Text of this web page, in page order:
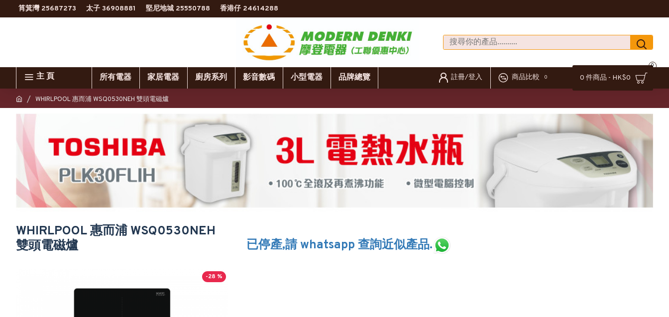
筲箕灣 25687273 太子 36908881 堅尼地城 25550788 香港仔 24614288
主 頁 所有電器 家居電器 廚房系列 影音數碼 小型電器 品牌總覽 註冊/登入 商品比較 0 0 件商品 - HK$0
0
WHIRLPOOL 惠而浦 WSQ0530NEH 雙頭電磁爐
WHIRLPOOL 惠而浦 WSQ0530NEH
雙頭電磁爐
-28 %
已停產,請 whatsapp 查詢近似產品.